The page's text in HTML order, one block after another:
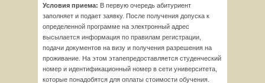
Условия приема: В первую очередь абитуриент
заполняет и подает заявку. После получения допуска к
определенной программе на электронный адрес
высылается информация по правилам регистрации,
подачи документов на визу и получения разрешения на
проживание. На этом этапепредоставляется студенческий
номер и идентификационный номер в сети университета,
которые понадобятся для оплаты стоимости обучения.